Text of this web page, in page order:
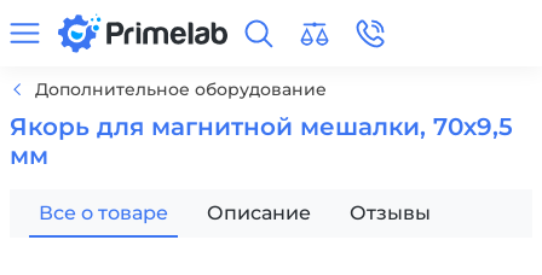
Дополнительное оборудование
Якорь для магнитной мешалки, 70х9,5
мм
Все о товаре Описание Отзывы